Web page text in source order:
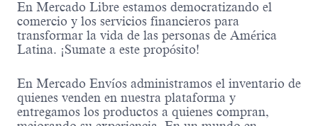
En Mercado Libre estamos democratizando el
comercio y los servicios financieros para
transformar la vida de las personas de América
Latina. ¡Sumate a este propósito!
En Mercado Envíos administramos el inventario de
quienes venden en nuestra plataforma y
entregamos los productos a quienes compran,